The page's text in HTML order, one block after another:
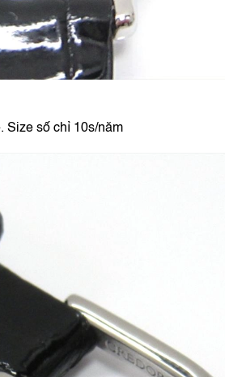
Size số chỉ 10s/năm